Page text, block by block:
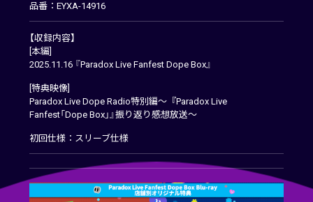
品番：EYXA-14916
【収録内容】
[本編]
2025.11.16 『Paradox Live Fanfest Dope Box』
[特典映像]
Paradox Live Dope Radio特別編～『Paradox Live
Fanfest「Dope Box」』振り返り感想放送～
初回仕様：スリーブ仕様